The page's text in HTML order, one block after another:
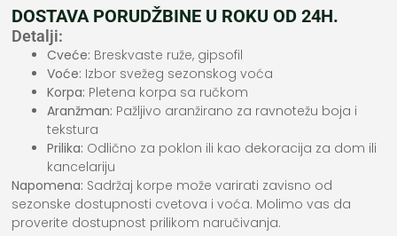
DOSTAVA PORUDŽBINE U ROKU OD 24H.
Detalji:
Cveće: Breskvaste ruže, gipsofil
Voće: Izbor svežeg sezonskog voća
Korpa: Pletena korpa sa ručkom
Aranžman: Pažljivo aranžirano za ravnotežu boja i
tekstura
Prilika: Odlično za poklon ili kao dekoracija za dom ili
kancelariju
Napomena: Sadržaj korpe može varirati zavisno od
sezonske dostupnosti cvetova i voća. Molimo vas da
proverite dostupnost prilikom naručivanja.